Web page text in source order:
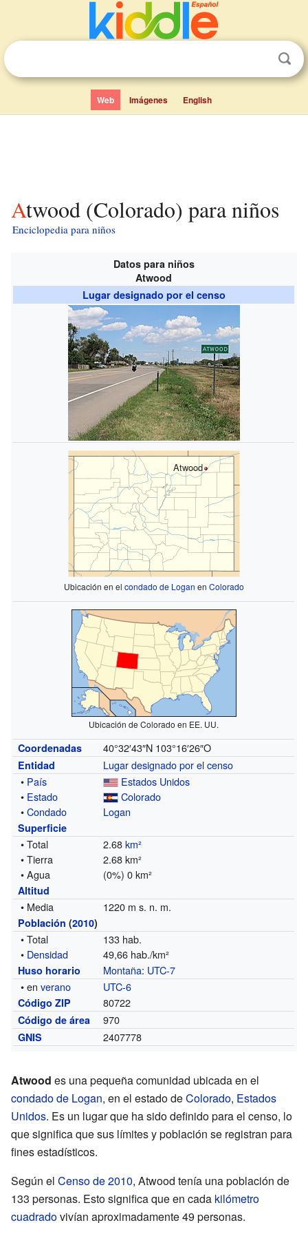
Web Imágenes English
Atwood (Colorado) para niños
Enciclopedia para niños
Datos para niños
Atwood
Lugar designado por el censo
Atwood
Ubicación en el condado de Logan en Colorado
Ubicación de Colorado en EE. UU.
Coordenadas 40°32′43″N 103°16′26″O
Entidad
Lugar designado por el censo
• País
Estados Unidos
• Estado
Colorado
•Condado Logan
Superficie
• Total 2.68km²
• Tierra
2.68 km²
• Agua
(0%) 0 km²
Altitud
• Media 1220 m s. n. m.
Población (2010)
• Total
133 hab.
• Densidad 49,66 hab./km²
Huso horario Montaña: UTC-7
• enverano UTC-6
Código ZIP 80722
Código de área 970
GNIS 2407778
Atwood es una pequeña comunidad ubicada en el
condado de Logan, en el estado deColorado, Estados
Unidos. Es un lugar que ha sido definido para el censo, lo
que significa que sus límites y población se registran para
fines estadísticos.
Según el Censo de 2010, Atwood tenía una población de
133 personas. Esto significa que en cada kilómetro
cuadradovivían aproximadamente 49 personas.